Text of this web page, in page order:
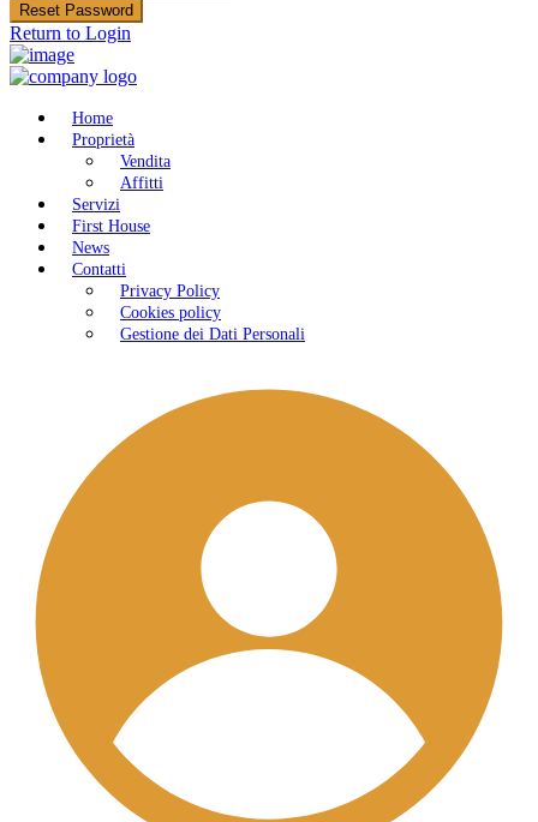
Reset Password
Return to Login
Home
Proprietà
Vendita
Affitti
Servizi
First House
News
Contatti
Privacy Policy
Cookies policy
Gestione dei Dati Personali